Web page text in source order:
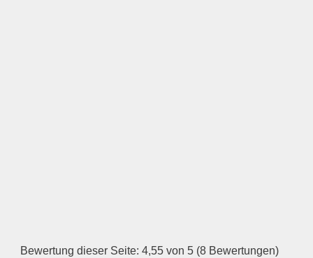
Bewertung dieser Seite: 4,55 von 5 (8 Bewertungen)